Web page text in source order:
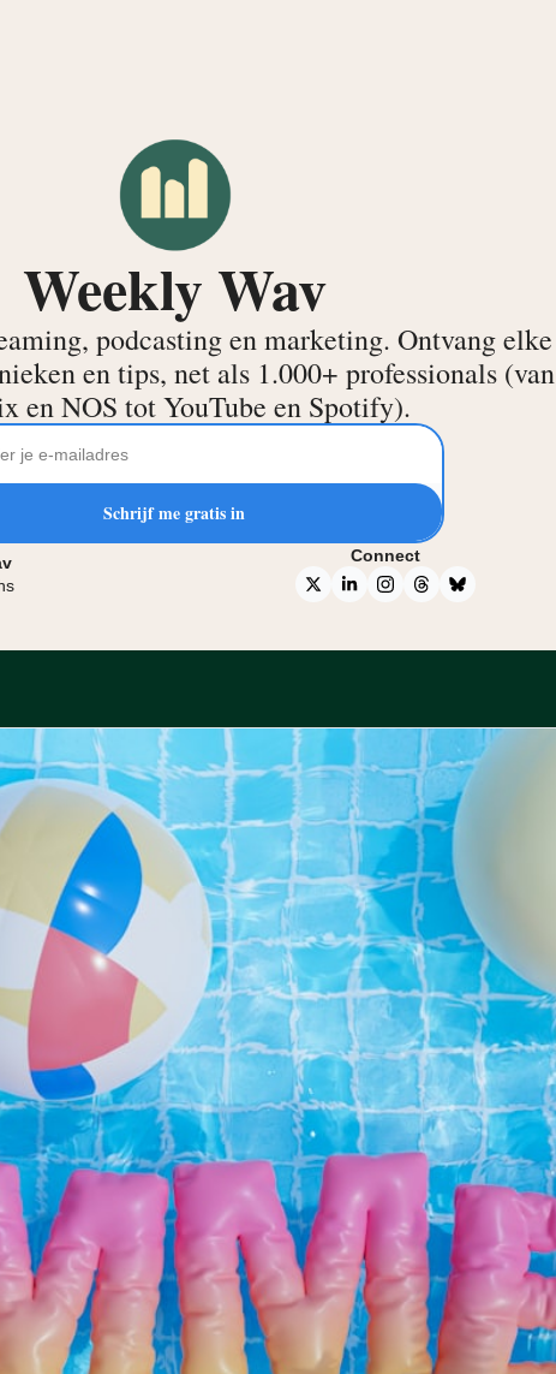
Weekly Wav
podcasting en marketing. Ontvang elke
en tips, net als 1.000+ professionals (van
en NOS tot YouTube en Spotify).
Schrijf me gratis in
Connect